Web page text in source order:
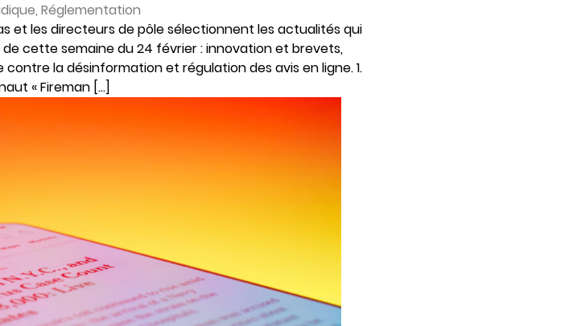
, Réglementation
et les directeurs de pôle sélectionnent les actualités qui
cette semaine du 24 février : innovation et brevets,
la désinformation et régulation des avis en ligne. 1.
« Fireman […]